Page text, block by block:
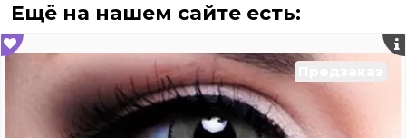
Ещё на нашем сайте есть: